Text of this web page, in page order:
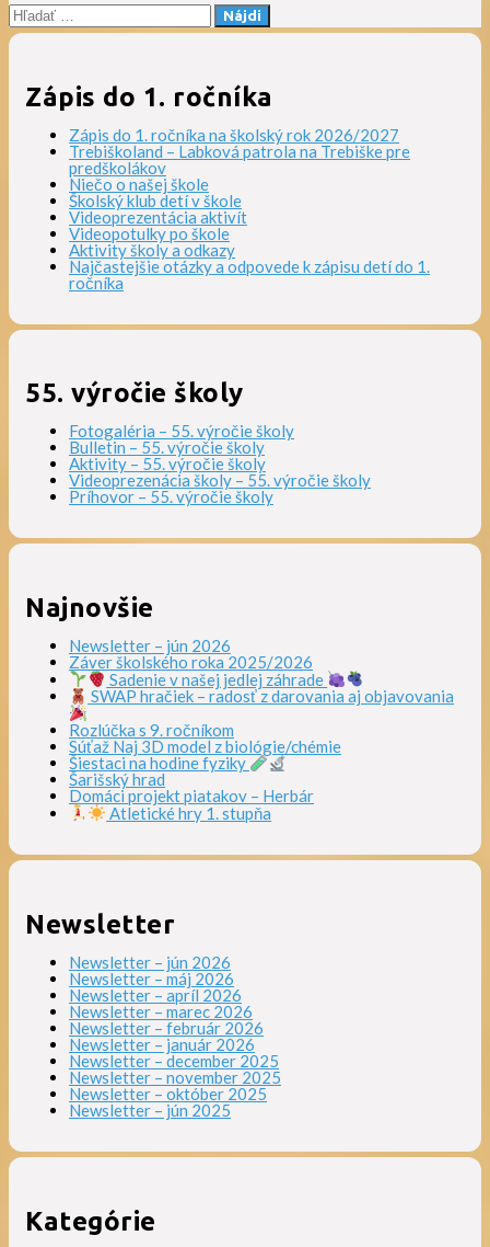
v
článku
Hľadať:
Zápis do 1. ročníka
Zápis do 1. ročníka na školský rok 2026/2027
Trebiškoland – Labková patrola na Trebiške pre
predškolákov
Niečo o našej škole
Školský klub detí v škole
Videoprezentácia aktivít
Videopotulky po škole
Aktivity školy a odkazy
Najčastejšie otázky a odpovede k zápisu detí do 1.
ročníka
55. výročie školy
Fotogaléria – 55. výročie školy
Bulletin – 55. výročie školy
Aktivity – 55. výročie školy
Videoprezenácia školy – 55. výročie školy
Príhovor – 55. výročie školy
Najnovšie
Newsletter – jún 2026
Záver školského roka 2025/2026
Sadenie v našej jedlej záhrade
SWAP hračiek – radosť z darovania aj objavovania
Rozlúčka s 9. ročníkom
Súťaž Naj 3D model z biológie/chémie
Šiestaci na hodine fyziky
Šarišský hrad
Domáci projekt piatakov – Herbár
Atletické hry 1. stupňa
Newsletter
Newsletter – jún 2026
Newsletter – máj 2026
Newsletter – apríl 2026
Newsletter – marec 2026
Newsletter – február 2026
Newsletter – január 2026
Newsletter – december 2025
Newsletter – november 2025
Newsletter – október 2025
Newsletter – jún 2025
Kategórie